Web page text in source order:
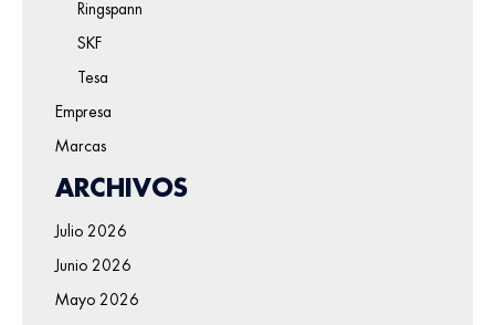
Ringspann
SKF
Tesa
Empresa
Marcas
ARCHIVOS
Julio 2026
Junio 2026
Mayo 2026